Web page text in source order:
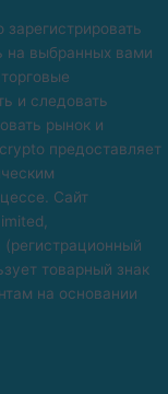
на выбранных вами
и следовать
рынок и
предоставляет
Сайт
(регистрационный
товарный знак
на основании